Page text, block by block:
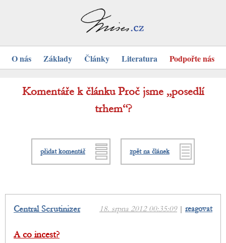
O nás Základy Články Literatura Podpořte nás
Komentáře k článku Proč jsme „posedlí
trhem“?
přidat komentář zpět na článek
18. srpna 2012 00:35:09| reagovat
Central Scrutinizer
A co incest?